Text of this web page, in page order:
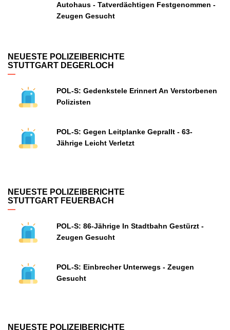
Autohaus - Tatverdächtigen Festgenommen -
Zeugen Gesucht
NEUESTE POLIZEIBERICHTE
STUTTGART DEGERLOCH
POL-S: Gedenkstele Erinnert An Verstorbenen
Polizisten
POL-S: Gegen Leitplanke Geprallt - 63-
Jährige Leicht Verletzt
NEUESTE POLIZEIBERICHTE
STUTTGART FEUERBACH
POL-S: 86-Jährige In Stadtbahn Gestürzt -
Zeugen Gesucht
POL-S: Einbrecher Unterwegs - Zeugen
Gesucht
NEUESTE POLIZEIBERICHTE